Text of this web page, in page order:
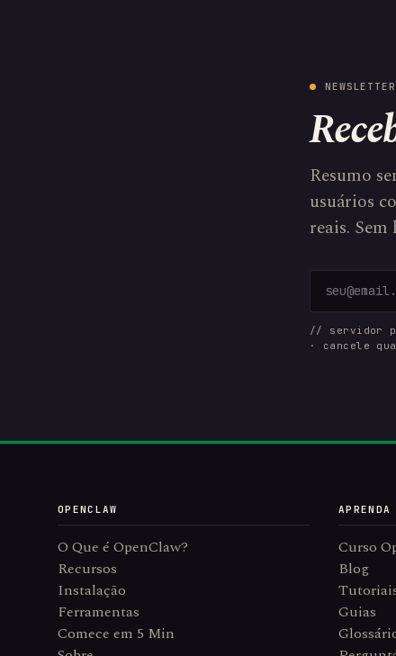
Resumo
usuários
reais. Sem
// servidor
· cancele
OPENCLAW
O Que é OpenClaw?
Recursos
Instalação
Ferramentas
Comece em 5 Min
APRENDA
Curso
Blog
Guias